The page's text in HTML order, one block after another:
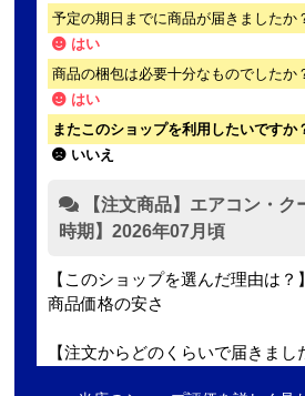
予定の期日までに商品が届きましたか
はい
商品の梱包は必要十分なものでしたか
はい
またこのショップを利用したいですか
いいえ
【注文商品】エアコン・
時期】2026年07月頃
【このショップを選んだ理由は？】
商品価格の安さ
【注文からどのくらいで届きまし